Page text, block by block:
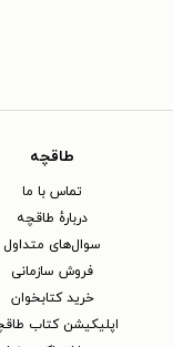
طاقچه
تماس با ما
دربارهٔ طاقچه
سوال‌های متداول
فروش سازمانی
خرید کتابخوان
اپلیکیشن کتاب